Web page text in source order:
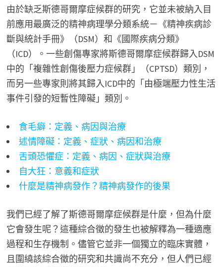
由於缺乏斯德哥爾摩症候群的研究，它並未被納入目
前應用最廣泛的精神病理學分類系統－《精神疾病診
斷與統計手冊》（DSM）和《國際疾病分類》
（ICD）。一些創傷專家將斯德哥爾摩症候群歸入DSM
中的「複雜性創傷後壓力症候群」（CPTSD）類別，
而另一些專家則將其歸入ICD中的「由極端壓力性生活
事件引發的短暫性障礙」類別。
食毛癖：定義、病因與治療
述情障礙：定義、症狀、病因和治療
舌頭恐懼症：定義、病因、症狀與治療
自大狂：意義和症狀
什麼是精神病發作？精神病發作的後果
我們已經了解了斯德哥爾摩症候群是什麼，但為什麼
它會發生呢？這種綜合徵的發生也被解釋為一種適應
過程和生存機制。儘管它並非一個獨立的臨床實體，
且圍繞該綜合徵的研究和共識尚不充分，但人們已經